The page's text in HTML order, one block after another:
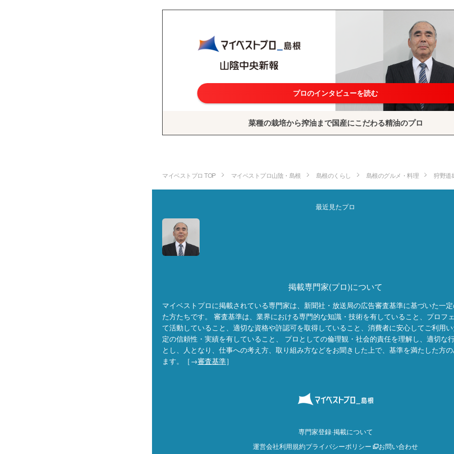
プロのインタビューを読む
菜種の栽培から搾油まで国産にこだわる精油のプロ
マイベストプロ TOP マイベストプロ山陰・島根 島根のくらし 島根のグルメ・料理 狩野道
最近見たプロ
掲載専門家(プロ)について
マイベストプロに掲載されている専門家は、新聞社・放送局の広告審査基準に基づいた一
た方たちです。 審査基準は、業界における専門的な知識・技術を有していること、プロフ
て活動していること、適切な資格や許認可を取得していること、消費者に安心してご利用
定の信頼性・実績を有していること、 プロとしての倫理観・社会的責任を理解し、適切な
とし、人となり、仕事への考え方、取り組み方などをお聞きした上で、基準を満たした方
ます。［→審査基準］
専門家登録·掲載について
運営会社利用規約プライバシーポリシー お問い合わせ